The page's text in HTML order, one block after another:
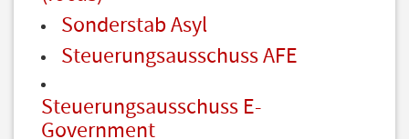
Sonderstab Asyl
Steuerungsausschuss AFE
Steuerungsausschuss E-
Government